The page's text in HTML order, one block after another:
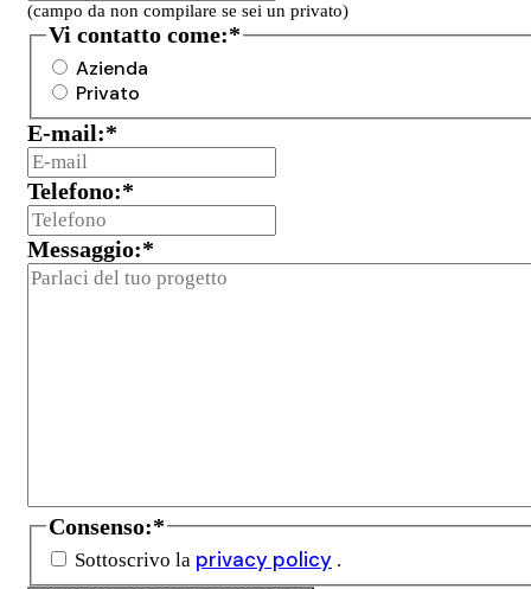
(campo da non compilare se sei un privato)
Vi contatto come:*
Azienda
Privato
E-mail:*
Telefono:*
Messaggio:*
Consenso:*
Sottoscrivo la privacy policy .